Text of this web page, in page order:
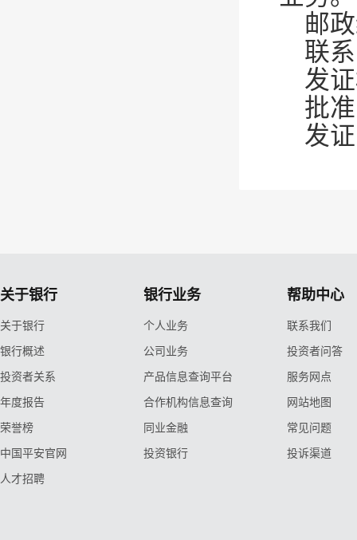
邮
联
发
批
发
关于银行
关于银行
银行概述
投资者关系
年度报告
荣誉榜
中国平安官网
人才招聘
银行业务
个人业务
公司业务
产品信息查询平台
合作机构信息查询
同业金融
投资银行
帮助中心
联系我们
投资者问答
服务网点
网站地图
常见问题
投诉渠道